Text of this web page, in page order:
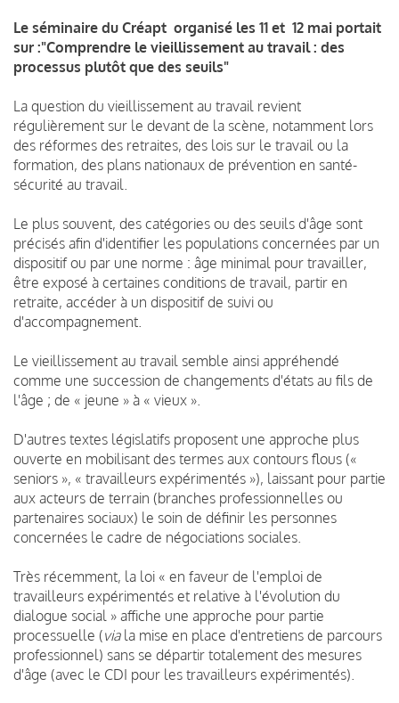
Le séminaire du Créapt organisé les 11 et 12 mai portait
sur :"Comprendre le vieillissement au travail : des
processus plutôt que des seuils"
La question du vieillissement au travail revient
régulièrement sur le devant de la scène, notamment lors
des réformes des retraites, des lois sur le travail ou la
formation, des plans nationaux de prévention en santé-
sécurité au travail.
Le plus souvent, des catégories ou des seuils d'âge sont
précisés afin d'identifier les populations concernées par un
dispositif ou par une norme : âge minimal pour travailler,
être exposé à certaines conditions de travail, partir en
retraite, accéder à un dispositif de suivi ou
d'accompagnement.
Le vieillissement au travail semble ainsi appréhendé
comme une succession de changements d'états au fils de
l'âge ; de « jeune » à « vieux ».
D'autres textes législatifs proposent une approche plus
ouverte en mobilisant des termes aux contours flous («
seniors », « travailleurs expérimentés »), laissant pour partie
aux acteurs de terrain (branches professionnelles ou
partenaires sociaux) le soin de définir les personnes
concernées le cadre de négociations sociales.
Très récemment, la loi « en faveur de l'emploi de
travailleurs expérimentés et relative à l'évolution du
dialogue social » affiche une approche pour partie
processuelle (viala mise en place d'entretiens de parcours
professionnel) sans se départir totalement des mesures
d'âge (avec le CDI pour les travailleurs expérimentés).